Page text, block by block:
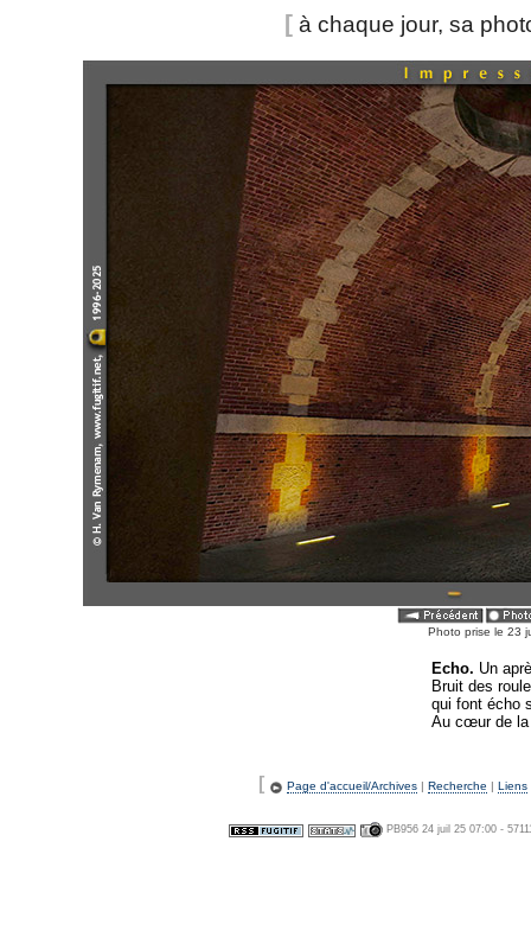
[ à chaque jour, sa
Photo prise le 23
Echo. Un
Bruit des
qui font écho
Au cœur de
[ Page d'accueil/Archives | Recherche | Liens
PB956 24 juil 25 07:00 -